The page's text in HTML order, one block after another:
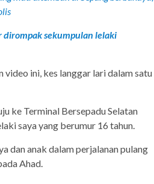
dirompak sekumpulan lelaki
ini, kes langgar lari dalam satu
ke Terminal Bersepadu Selatan
saya yang berumur 16 tahun.
dan anak dalam perjalanan pulang
Ahad.